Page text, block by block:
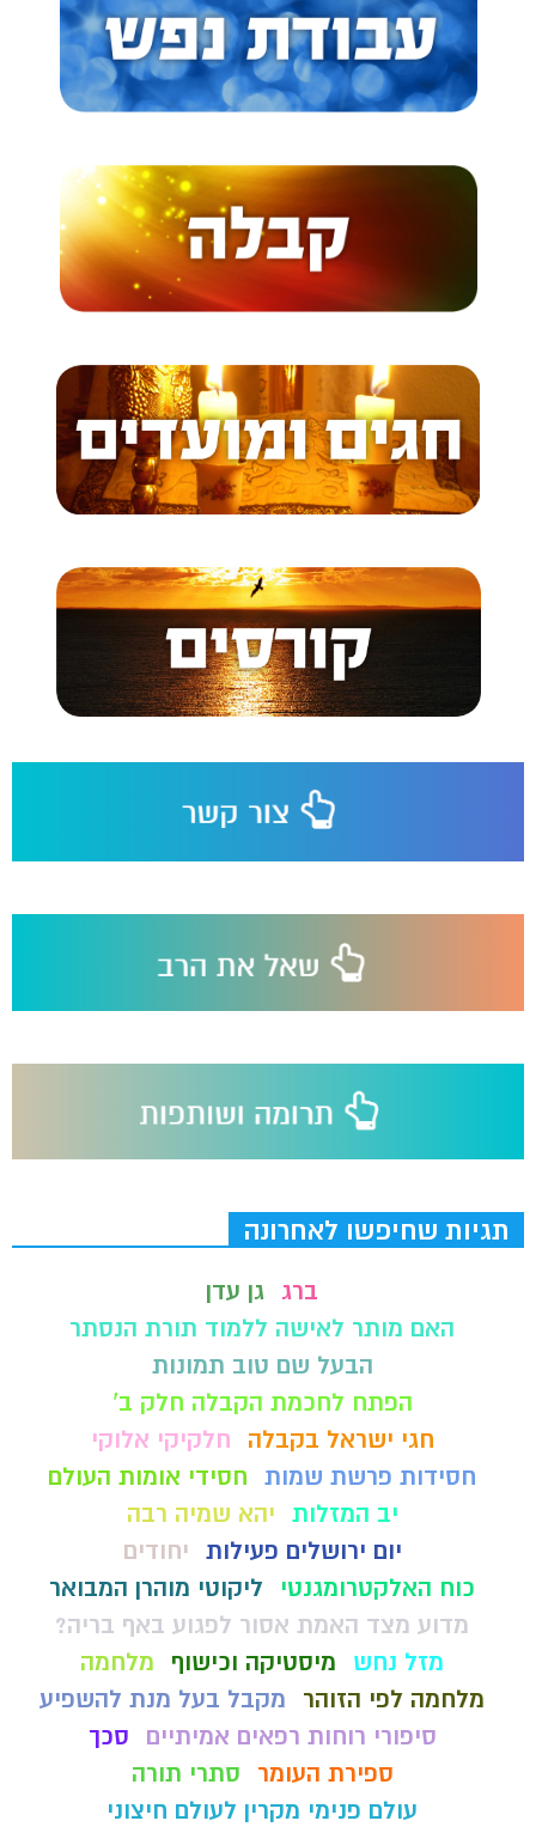
תגיות שחיפשו לאחרונה
ברג גן עדן
האם מותר לאישה ללמוד תורת הנסתר
הבעל שם טוב תמונות
הפתח לחכמת הקבלה חלק ב'
חגי ישראל בקבלה
חלקיקי אלוקי
חסידות פרשת שמות חסידי אומות העולם
יב המזלות יהא שמיה רבה
יום ירושלים פעילות יחודים
כוח האלקטרומגנטי
ליקוטי מוהרן המבואר
מדוע מצד האמת אסור לפגוע באף בריה?
מזל נחש
מיסטיקה וכישוף
מלחמה
מלחמה לפי הזוהר
מקבל בעל מנת להשפיע
סיפורי רוחות רפאים אמיתיים
סכך
ספירת העומר
סתרי תורה
עולם פנימי מקרין לעולם חיצוני